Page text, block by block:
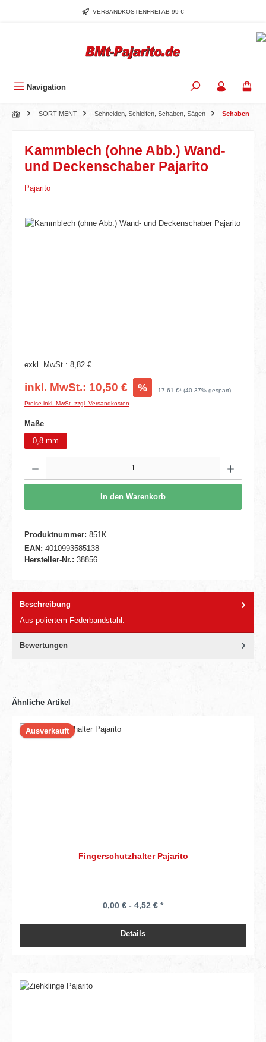
Zum Hauptinhalt springenVERSANDKOSTENFREI AB 99 €
Navigation
SORTIMENT Schneiden, Schleifen, Schaben, Sägen Schaben
Kammblech (ohne Abb.) Wand-
und Deckenschaber Pajarito
Pajarito
Bildergalerie überspringen
exkl. MwSt.: 8,82 €
inkl. MwSt.: 10,50 € % 17,61 €*(40.37% gespart)
Preise inkl. MwSt. zzgl. Versandkosten
Maßeauswählen
0,8 mm
In den Warenkorb
Produktnummer: 851K
EAN: 4010993585138
Hersteller-Nr.: 38856
Beschreibung
Aus poliertem Federbandstahl.
Bewertungen
Ähnliche Artikel
Ausverkauft
Fingerschutzhalter Pajarito
0,00 € - 4,52 € *
Details